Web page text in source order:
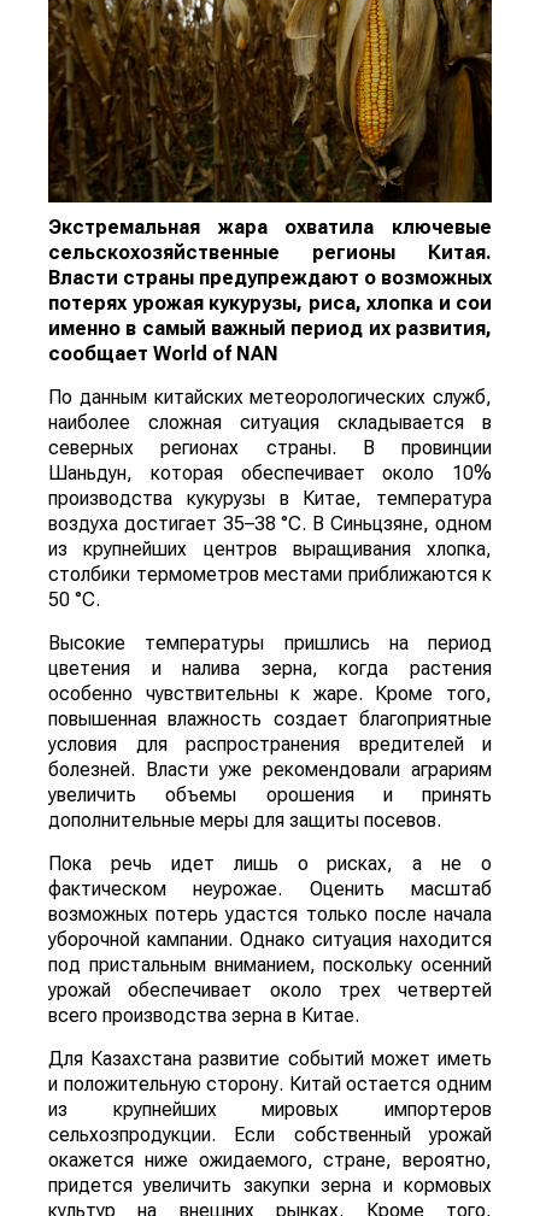
Экстремальная жара охватила ключевые
сельскохозяйственные регионы Китая.
Власти страны предупреждают о возможных
потерях урожая кукурузы, риса, хлопка и сои
именно в самый важный период их развития,
сообщает World of NAN
По данным китайских метеорологических служб,
наиболее сложная ситуация складывается в
северных регионах страны. В провинции
Шаньдун, которая обеспечивает около 10%
производства кукурузы в Китае, температура
воздуха достигает 35–38 °C. В Синьцзяне, одном
из крупнейших центров выращивания хлопка,
столбики термометров местами приближаются к
50 °C.
Высокие температуры пришлись на период
цветения и налива зерна, когда растения
особенно чувствительны к жаре. Кроме того,
повышенная влажность создает благоприятные
условия для распространения вредителей и
болезней. Власти уже рекомендовали аграриям
увеличить объемы орошения и принять
дополнительные меры для защиты посевов.
Пока речь идет лишь о рисках, а не о
фактическом неурожае. Оценить масштаб
возможных потерь удастся только после начала
уборочной кампании. Однако ситуация находится
под пристальным вниманием, поскольку осенний
урожай обеспечивает около трех четвертей
всего производства зерна в Китае.
Для Казахстана развитие событий может иметь
и положительную сторону. Китай остается одним
из крупнейших мировых импортеров
сельхозпродукции. Если собственный урожай
окажется ниже ожидаемого, стране, вероятно,
придется увеличить закупки зерна и кормовых
культур на внешних рынках. Кроме того,